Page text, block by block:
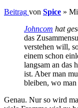
Beitrag von Spice »
Johncom hat
das
verstehen will,
einem schon
langsam an das
ist. Aber man
bleiben, wo man
Genau. Nur so wird